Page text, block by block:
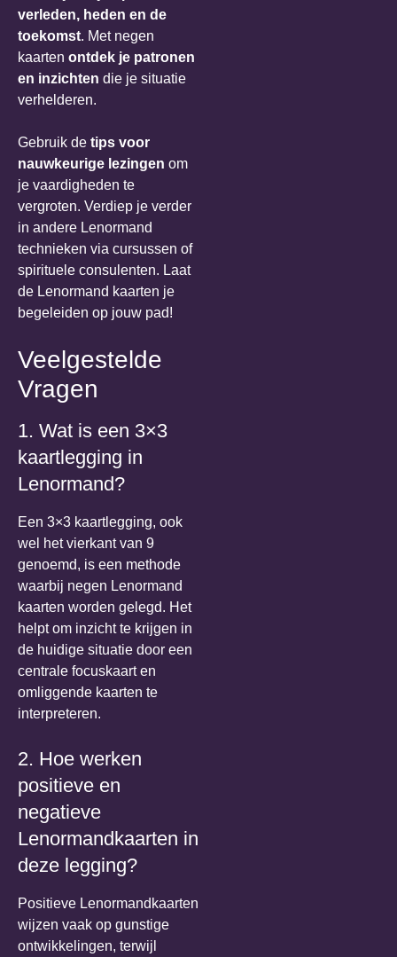
verleden, heden en de
toekomst. Met negen
kaarten ontdek je patronen
en inzichten die je situatie
verhelderen.
Gebruik de tips voor
nauwkeurige lezingen om
je vaardigheden te
vergroten. Verdiep je verder
in andere Lenormand
technieken via cursussen of
spirituele consulenten. Laat
de Lenormand kaarten je
begeleiden op jouw pad!
Veelgestelde
Vragen
1. Wat is een 3×3
kaartlegging in
Lenormand?
Een 3×3 kaartlegging, ook
wel het vierkant van 9
genoemd, is een methode
waarbij negen Lenormand
kaarten worden gelegd. Het
helpt om inzicht te krijgen in
de huidige situatie door een
centrale focuskaart en
omliggende kaarten te
interpreteren.
2. Hoe werken
positieve en
negatieve
Lenormandkaarten in
deze legging?
Positieve Lenormandkaarten
wijzen vaak op gunstige
ontwikkelingen, terwijl